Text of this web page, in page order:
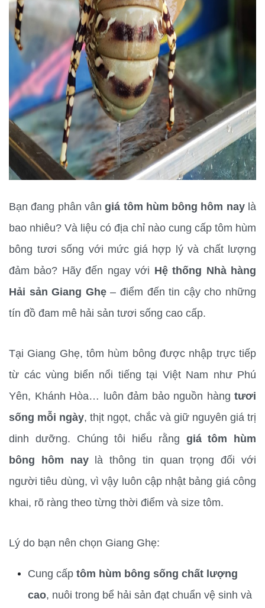
Bạn đang phân vân giá tôm hùm bông hôm nay là
bao nhiêu? Và liệu có địa chỉ nào cung cấp tôm hùm
bông tươi sống với mức giá hợp lý và chất lượng
đảm bảo? Hãy đến ngay với Hệ thống Nhà hàng
Hải sản Giang Ghẹ – điểm đến tin cậy cho những
tín đồ đam mê hải sản tươi sống cao cấp.
Tại Giang Ghẹ, tôm hùm bông được nhập trực tiếp
từ các vùng biển nổi tiếng tại Việt Nam như Phú
Yên, Khánh Hòa… luôn đảm bảo nguồn hàng tươi
sống mỗi ngày, thịt ngọt, chắc và giữ nguyên giá trị
dinh dưỡng. Chúng tôi hiểu rằng giá tôm hùm
bông hôm nay là thông tin quan trọng đối với
người tiêu dùng, vì vậy luôn cập nhật bảng giá công
khai, rõ ràng theo từng thời điểm và size tôm.
Lý do bạn nên chọn Giang Ghẹ:
Cung cấp tôm hùm bông sống chất lượng
cao, nuôi trong bể hải sản đạt chuẩn vệ sinh và